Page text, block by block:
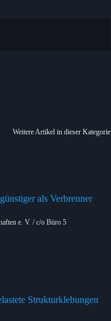
Weitere Artikel in dieser Kategorie
als Verbrenner
e. V. / c/o Büro 5
Strukturklebungen